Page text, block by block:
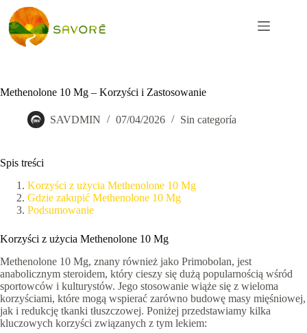
Methenolone 10 Mg – Korzyści i Zastosowanie
SAVDMIN 07/04/2026 Sin categoría
Spis treści
Korzyści z użycia Methenolone 10 Mg
Gdzie zakupić Methenolone 10 Mg
Podsumowanie
Korzyści z użycia Methenolone 10 Mg
Methenolone 10 Mg, znany również jako Primobolan, jest
anabolicznym steroidem, który cieszy się dużą popularnością wśród
sportowców i kulturystów. Jego stosowanie wiąże się z wieloma
korzyściami, które mogą wspierać zarówno budowę masy mięśniowej,
jak i redukcję tkanki tłuszczowej. Poniżej przedstawiamy kilka
kluczowych korzyści związanych z tym lekiem: